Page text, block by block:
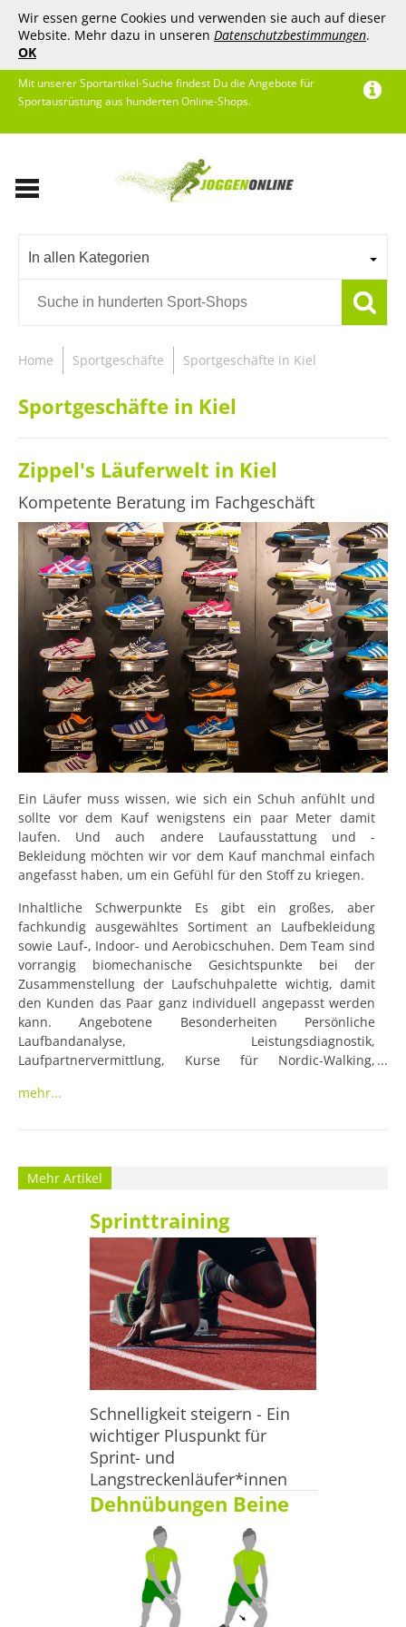
Wir essen gerne Cookies und verwenden sie auch auf dieser
Website. Mehr dazu in unseren Datenschutzbestimmungen.
OK
Mit unserer Sportartikel-Suche findest Du die Angebote für
Sportausrüstung aus hunderten Online-Shops.
In allen Kategorien
Home Sportgeschäfte Sportgeschäfte in Kiel
Sportgeschäfte in Kiel
Zippel's Läuferwelt in Kiel
Kompetente Beratung im Fachgeschäft
Ein Läufer muss wissen, wie sich ein Schuh anfühlt und
sollte vor dem Kauf wenigstens ein paar Meter damit
laufen. Und auch andere Laufausstattung und -
Bekleidung möchten wir vor dem Kauf manchmal einfach
angefasst haben, um ein Gefühl für den Stoff zu kriegen.
Inhaltliche Schwerpunkte Es gibt ein großes, aber
fachkundig ausgewähltes Sortiment an Laufbekleidung
sowie Lauf-, Indoor- und Aerobicschuhen. Dem Team sind
vorrangig biomechanische Gesichtspunkte bei der
Zusammenstellung der Laufschuhpalette wichtig, damit
den Kunden das Paar ganz individuell angepasst werden
kann. Angebotene Besonderheiten Persönliche
Laufbandanalyse, Leistungsdiagnostik,
Laufpartnervermittlung, Kurse für Nordic-Walking,
& Spezialisierung Neben allen gängigen Marken bietet
Zahlungsmöglichkeiten EC-Karte, Kreditkarten (Visa,
American Express, Amex, MasterCard)
Samstag: 10:00 - 18:00 Uhr Anschrift Zippel's Läuferwelt
Rathausstr. 2 24103 Kiel Tel. (0431) 93112 Fax. (0431)
mehr...
Mehr Artikel
Sprinttraining
Schnelligkeit steigern - Ein
wichtiger Pluspunkt für
Sprint- und
Langstreckenläufer*innen
Dehnübungen Beine